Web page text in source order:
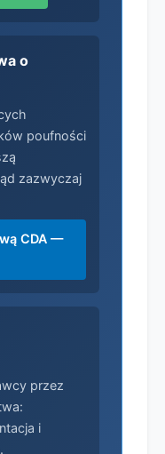
o
poufności
zazwyczaj
CDA —
przez
i